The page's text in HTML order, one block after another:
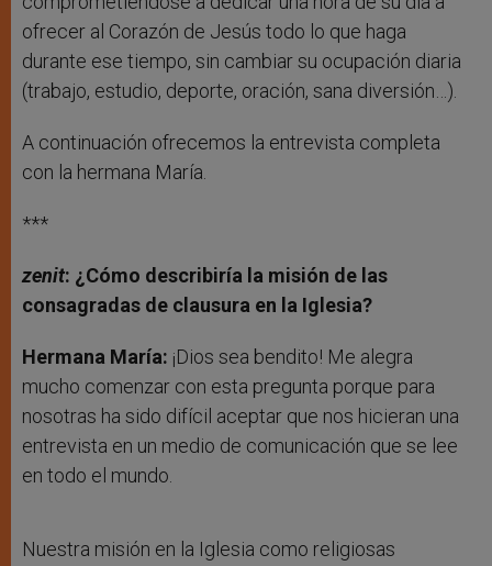
ofrecer al Corazón de Jesús todo lo que haga
durante ese tiempo, sin cambiar su ocupación diaria
(trabajo, estudio, deporte, oración, sana diversión…).
A continuación ofrecemos la entrevista completa
con la hermana María.
***
zenit: ¿Cómo describiría la misión de las
consagradas de clausura en la Iglesia?
Hermana María: ¡Dios sea bendito! Me alegra
mucho comenzar con esta pregunta porque para
nosotras ha sido difícil aceptar que nos hicieran una
entrevista en un medio de comunicación que se lee
en todo el mundo.
Nuestra misión en la Iglesia como religiosas